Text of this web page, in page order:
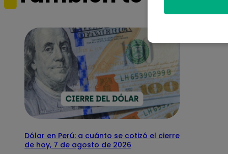
Dólar en Perú: a cuánto se cotizó el cierre
de hoy, 7 de agosto de 2026